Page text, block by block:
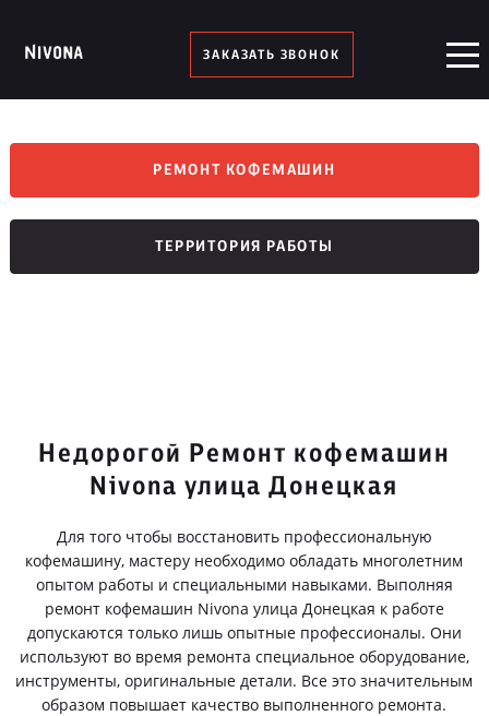
ЗАКАЗАТЬ ЗВОНОК
РЕМОНТ КОФЕМАШИН
ТЕРРИТОРИЯ РАБОТЫ
Недорогой Ремонт кофемашин
Nivona улица Донецкая
Для того чтобы восстановить профессиональную
кофемашину, мастеру необходимо обладать многолетним
опытом работы и специальными навыками. Выполняя
ремонт кофемашин Nivona улица Донецкая к работе
допускаются только лишь опытные профессионалы. Они
используют во время ремонта специальное оборудование,
инструменты, оригинальные детали. Все это значительным
образом повышает качество выполненного ремонта.